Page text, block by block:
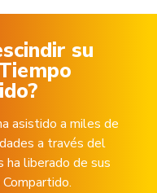
su
asistido a miles de
a través del
ha liberado de sus